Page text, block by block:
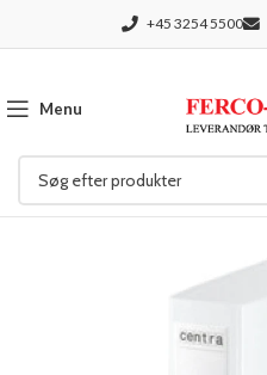
+45 3254 5500
Menu